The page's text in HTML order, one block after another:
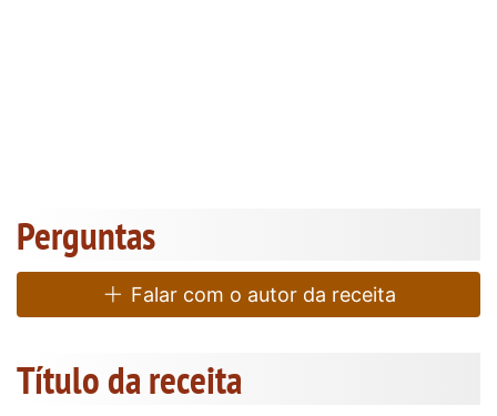
Perguntas
Falar com o autor da receita
Título da receita